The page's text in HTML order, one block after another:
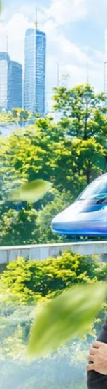
าว TODAY จัดงาน
ผ่านสู่เศรษฐกิจและสัง
รัฐ ภาคธุรกิจ และผู้เชี่
เพื่อเดินหน้าสู่ความยั่ง
รเงิน และพลังงาน
ชื่อมโยงนโยบายกับเท
ศ์สวัสดิ์รองนายกรัฐมน
Transitioning:
อลดการปล่อยคาร์บอน
นกรรมการบริหาร ฝ่าย
ago